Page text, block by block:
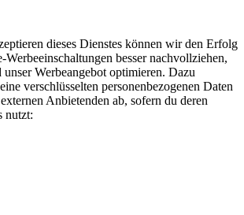
dieses Dienstes können wir den Erfolg
Werbeeinschaltungen besser nachvollziehen,
unser Werbeangebot optimieren. Dazu
verschlüsselten personenbezogenen Daten
Anbietenden ab, sofern du deren
nutzt: